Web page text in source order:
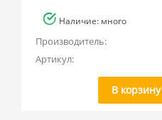
Наличие: много
Производитель:
Артикул:
В корзину